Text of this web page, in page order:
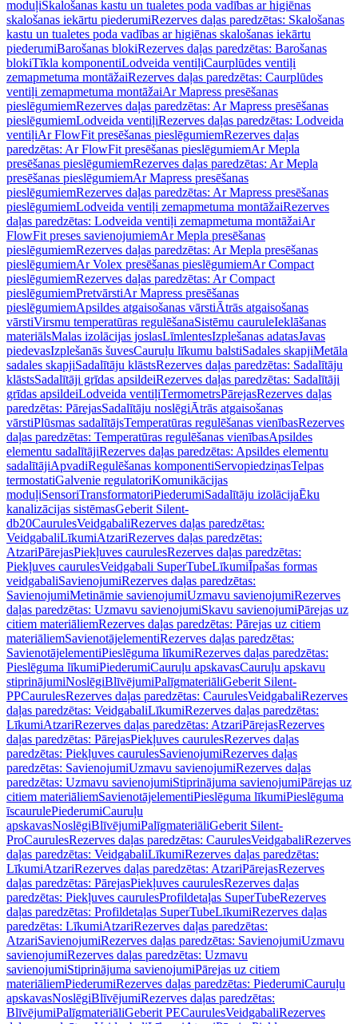
moduļiSkalošanas kastu un tualetes poda vadības ar higiēnas
skalošanas iekārtu piederumiRezerves daļas paredzētas: Skalošanas
kastu un tualetes poda vadības ar higiēnas skalošanas iekārtu
piederumiBarošanas blokiRezerves daļas paredzētas: Barošanas
blokiTīkla komponentiLodveida ventiļiCaurplūdes ventiļi
zemapmetuma montāžaiRezerves daļas paredzētas: Caurplūdes
ventiļi zemapmetuma montāžaiAr Mapress presēšanas
pieslēgumiemRezerves daļas paredzētas: Ar Mapress presēšanas
pieslēgumiemLodveida ventiļiRezerves daļas paredzētas: Lodveida
ventiļiAr FlowFit presēšanas pieslēgumiemRezerves daļas
paredzētas: Ar FlowFit presēšanas pieslēgumiemAr Mepla
presēšanas pieslēgumiemRezerves daļas paredzētas: Ar Mepla
presēšanas pieslēgumiemAr Mapress presēšanas
pieslēgumiemRezerves daļas paredzētas: Ar Mapress presēšanas
pieslēgumiemLodveida ventiļi zemapmetuma montāžaiRezerves
daļas paredzētas: Lodveida ventiļi zemapmetuma montāžaiAr
FlowFit preses savienojumiemAr Mepla presēšanas
pieslēgumiemRezerves daļas paredzētas: Ar Mepla presēšanas
pieslēgumiemAr Volex presēšanas pieslēgumiemAr Compact
pieslēgumiemRezerves daļas paredzētas: Ar Compact
pieslēgumiemPretvārstiAr Mapress presēšanas
pieslēgumiemApsildes atgaisošanas vārstiĀtrās atgaisošanas
vārstiVirsmu temperatūras regulēšanaSistēmu cauruleIeklāšanas
materiālsMalas izolācijas joslasLīmlentesIzplešanas adatasJavas
piedevasIzplešanās šuvesCauruļu līkumu balstiSadales skapjiMetāla
sadales skapjiSadalītāju klāstsRezerves daļas paredzētas: Sadalītāju
klāstsSadalītāji grīdas apsildeiRezerves daļas paredzētas: Sadalītāji
grīdas apsildeiLodveida ventiļiTermometrsPārejasRezerves daļas
paredzētas: PārejasSadalītāju noslēgiĀtrās atgaisošanas
vārstiPlūsmas sadalītājsTemperatūras regulēšanas vienībasRezerves
daļas paredzētas: Temperatūras regulēšanas vienībasApsildes
elementu sadalītājiRezerves daļas paredzētas: Apsildes elementu
sadalītājiApvadiRegulēšanas komponentiServopiedziņasTelpas
termostatiGalvenie regulatoriKomunikācijas
moduļiSensoriTransformatoriPiederumiSadalītāju izolācijaĒku
kanalizācijas sistēmasGeberit Silent-
db20CaurulesVeidgabaliRezerves daļas paredzētas:
VeidgabaliLīkumiAtzariRezerves daļas paredzētas:
AtzariPārejasPiekļuves caurulesRezerves daļas paredzētas:
Piekļuves caurulesVeidgabali SuperTubeLīkumiĪpašas formas
veidgabaliSavienojumiRezerves daļas paredzētas:
SavienojumiMetināmie savienojumiUzmavu savienojumiRezerves
daļas paredzētas: Uzmavu savienojumiSkavu savienojumiPārejas uz
citiem materiāliemRezerves daļas paredzētas: Pārejas uz citiem
materiāliemSavienotājelementiRezerves daļas paredzētas:
SavienotājelementiPieslēguma līkumiRezerves daļas paredzētas:
Pieslēguma līkumiPiederumiCauruļu apskavasCauruļu apskavu
stiprinājumiNoslēgiBlīvējumiPalīgmateriāliGeberit Silent-
PPCaurulesRezerves daļas paredzētas: CaurulesVeidgabaliRezerves
daļas paredzētas: VeidgabaliLīkumiRezerves daļas paredzētas:
LīkumiAtzariRezerves daļas paredzētas: AtzariPārejasRezerves
daļas paredzētas: PārejasPiekļuves caurulesRezerves daļas
paredzētas: Piekļuves caurulesSavienojumiRezerves daļas
paredzētas: SavienojumiUzmavu savienojumiRezerves daļas
paredzētas: Uzmavu savienojumiStiprinājuma savienojumiPārejas uz
citiem materiāliemSavienotājelementiPieslēguma līkumiPieslēguma
īscaurulePiederumiCauruļu
apskavasNoslēgiBlīvējumiPalīgmateriāliGeberit Silent-
ProCaurulesRezerves daļas paredzētas: CaurulesVeidgabaliRezerves
daļas paredzētas: VeidgabaliLīkumiRezerves daļas paredzētas:
LīkumiAtzariRezerves daļas paredzētas: AtzariPārejasRezerves
daļas paredzētas: PārejasPiekļuves caurulesRezerves daļas
paredzētas: Piekļuves caurulesProfildetaļas SuperTubeRezerves
daļas paredzētas: Profildetaļas SuperTubeLīkumiRezerves daļas
paredzētas: LīkumiAtzariRezerves daļas paredzētas:
AtzariSavienojumiRezerves daļas paredzētas: SavienojumiUzmavu
savienojumiRezerves daļas paredzētas: Uzmavu
savienojumiStiprinājuma savienojumiPārejas uz citiem
materiāliemPiederumiRezerves daļas paredzētas: PiederumiCauruļu
apskavasNoslēgiBlīvējumiRezerves daļas paredzētas:
BlīvējumiPalīgmateriāliGeberit PECaurulesVeidgabaliRezerves